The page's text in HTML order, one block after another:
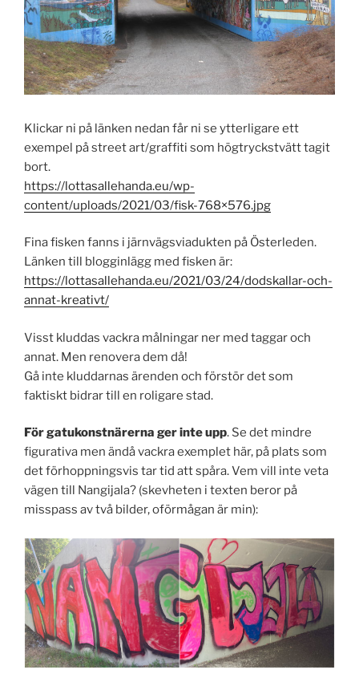
Klickar ni på länken nedan får ni se ytterligare ett
exempel på street art/graffiti som högtryckstvätt tagit
bort.
https://lottasallehanda.eu/wp-
content/uploads/2021/03/fisk-768×576.jpg
Fina fisken fanns i järnvägsviadukten på Österleden.
Länken till blogginlägg med fisken är:
https://lottasallehanda.eu/2021/03/24/dodskallar-och-
annat-kreativt/
Visst kluddas vackra målningar ner med taggar och
annat. Men renovera dem då!
Gå inte kluddarnas ärenden och förstör det som
faktiskt bidrar till en roligare stad.
För gatukonstnärerna ger inte upp. Se det mindre
figurativa men ändå vackra exemplet här, på plats som
det förhoppningsvis tar tid att spåra. Vem vill inte veta
vägen till Nangijala? (skevheten i texten beror på
misspass av två bilder, oförmågan är min):